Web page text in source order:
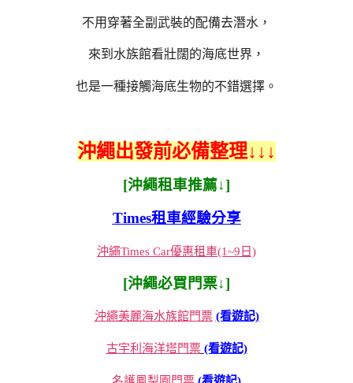
不用穿著全副武裝的配備去潛水，
來到水族館看壯闊的海底世界，
也是一種接觸海底生物的不錯選擇。
沖繩出發前必備整理↓↓↓
[沖繩租車推薦↓]
Times租車經驗分享
沖繩Times Car優惠租車(1~9日)
[沖繩必買門票↓]
沖繩美麗海水族館門票 (看遊記)
古宇利海洋塔門票 (看遊記)